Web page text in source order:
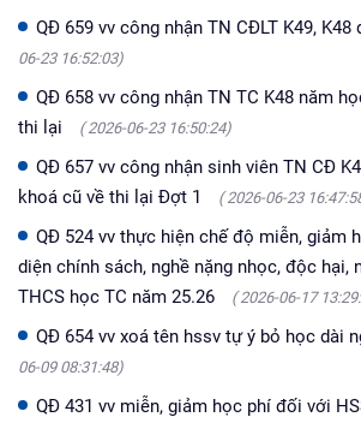
QĐ 659 vv công nhận TN CĐLT K49, K48
06-23 16:52:03)
QĐ 658 vv công nhận TN TC K48 năm
thi lại
( 2026-06-23 16:50:24)
QĐ 657 vv công nhận sinh viên TN CĐ
khoá cũ về thi lại Đợt 1
( 2026-06-23
QĐ 524 vv thực hiện chế độ miễn, giảm
diện chính sách, nghề nặng nhọc, độc hại,
THCS học TC năm 25.26
( 2026-06-17
QĐ 654 vv xoá tên hssv tự ý bỏ học dài
06-09 08:31:48)
QĐ 431 vv miễn, giảm học phí đối với